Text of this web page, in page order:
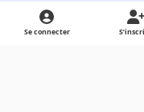
Light ModeDark ModeSystem
Se connecter